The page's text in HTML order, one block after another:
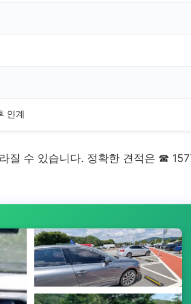
인계
질 수 있습니다. 정확한 견적은 ☎